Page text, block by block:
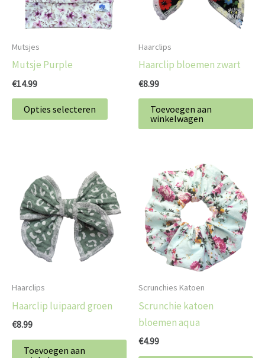
Mutsjes
Mutsje Purple
€14.99
Opties selecteren
Deze
optie
gekozen
productpagina
Haarclips
Haarclip bloemen zwart
€8.99
Toevoegen aan
winkelwagen
Haarclips
Haarclip luipaard groen
€8.99
Toevoegen aan
Scrunchies Katoen
Scrunchie katoen
bloemen aqua
€4.99